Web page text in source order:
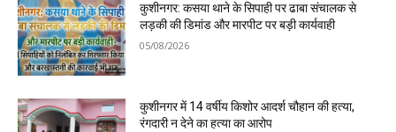
कुशीनगर: कसया थाने के सिपाही पर ढाबा संचालक से
लड़की की डिमांड और मारपीट पर बड़ी कार्यवाही
05/08/2026
कुशीनगर में 14 वर्षीय किशोर आदर्श चौहान की हत्या,
रंगदारी न देने का हत्या का आरोप